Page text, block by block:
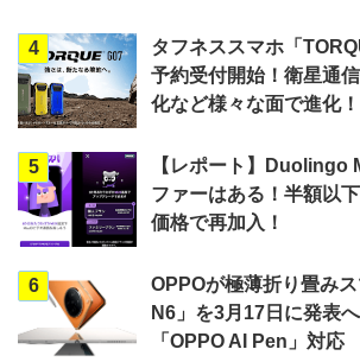
4
タフネススマホ「
予約受付開始！衛星通
化など様々な面で進化！
5
【レポート】Duolingo
ファーはある！半額以
価格で再加入！
6
OPPOが極薄折り畳み
N6」を3月17日に発表
「OPPO AI Pen」対応